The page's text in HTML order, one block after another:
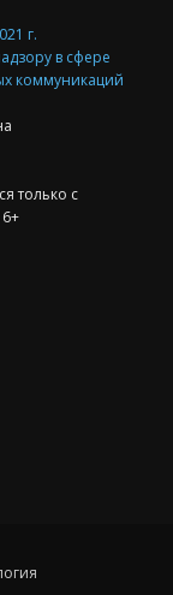
г.
в сфере
коммуникаций
только с